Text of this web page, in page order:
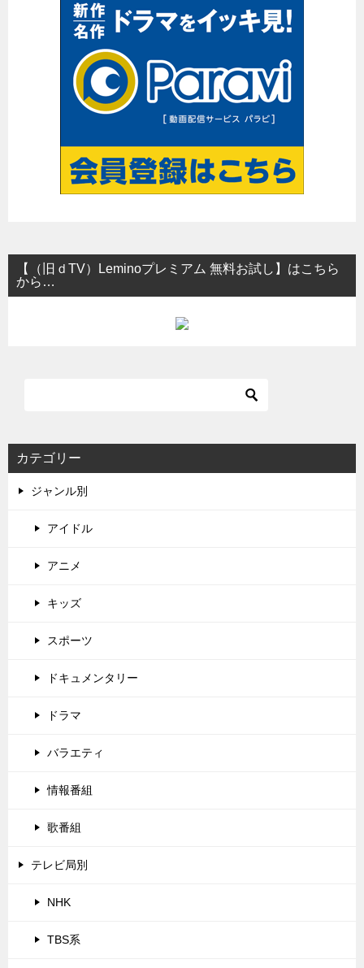
【（旧ｄTV）Leminoプレミアム 無料お試し】はこちら
から…
カテゴリー
ジャンル別
アイドル
アニメ
キッズ
スポーツ
ドキュメンタリー
ドラマ
バラエティ
情報番組
歌番組
テレビ局別
NHK
TBS系